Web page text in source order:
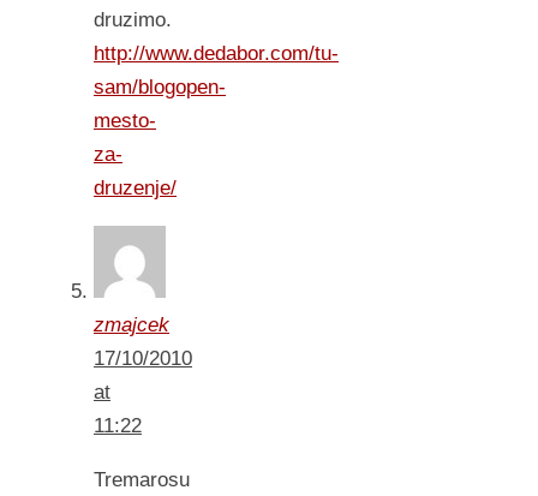
druzimo.
http://www.dedabor.com/tu-
sam/blogopen-
mesto-
za-
druzenje/
zmajcek
17/10/2010
at
11:22
Tremarosu